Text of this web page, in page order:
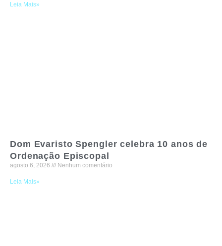
Leia Mais»
Dom Evaristo Spengler celebra 10 anos de
Ordenação Episcopal
agosto 6, 2026 Nenhum comentário
Leia Mais»